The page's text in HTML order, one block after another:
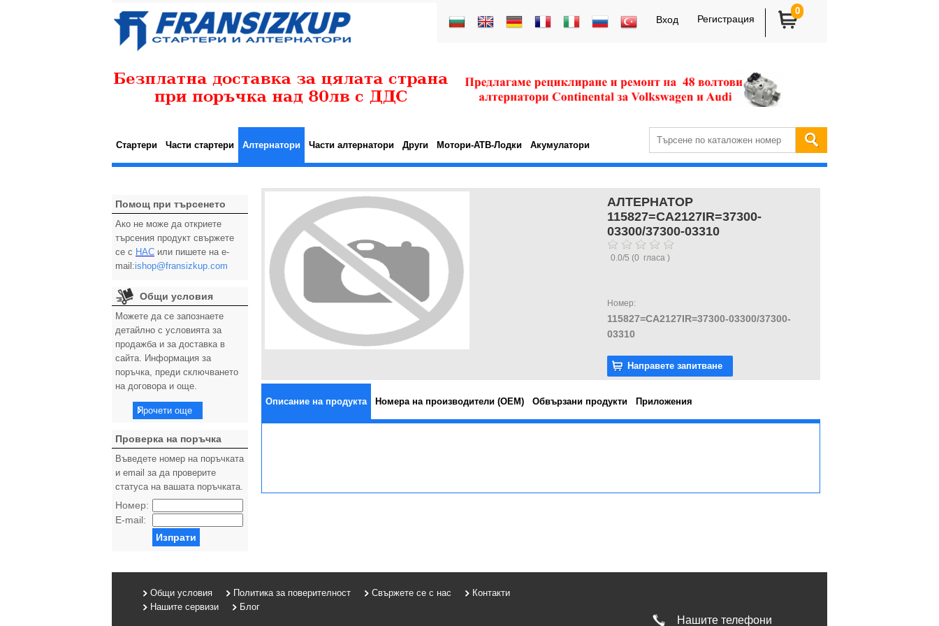
Вход Регистрация
0
Стартери Части стартери Алтернатори Части алтернатори Други Мотори-АТВ-Лодки Акумулатори
Помощ при търсенето
Ако не може да откриете
търсения продукт свържете
се с НАС или пишете на e-
mail:ishop@fransizkup.com
Общи условия
Можете да се запознаете
детайлно с условията за
продажба и за доставка в
сайта. Информация за
поръчка, преди сключването
на договора и още.
Прочети още
Проверка на поръчка
Въведете номер на поръчката
и email за да проверите
статуса на вашата поръчката.
Номер:
E-mail:
Изпрати
АЛТЕРНАТОР
115827=CA2127IR=37300-
03300/37300-03310
0.0/5 (0 гласа )
Номер:
115827=CA2127IR=37300-03300/37300-
03310
Направете запитване
Описание на продукта Номера на производители (OEM) Обвързани продукти Приложения
Общи условия Политика за поверителност Свържете се с нас
Контакти
Нашите сервизи
Блог
Нашите телефони